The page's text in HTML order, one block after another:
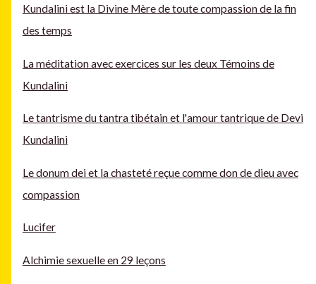
Kundalini est la Divine Mère de toute compassion de la fin
des temps
La méditation avec exercices sur les deux Témoins de
Kundalini
Le tantrisme du tantra tibétain et l'amour tantrique de Devi
Kundalini
Le donum dei et la chasteté reçue comme don de dieu avec
compassion
Lucifer
Alchimie sexuelle en 29 leçons